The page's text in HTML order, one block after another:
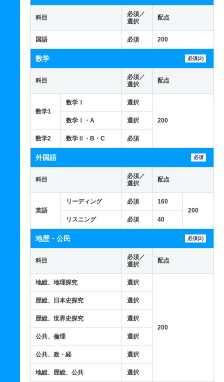
科目
必須／
選択
配点
国語 必須 200
数学 必須(2)
科目
必須／
選択
配点
数学1
数学Ⅰ 選択
200
数学Ⅰ・A 選択
数学2 数学Ⅱ・B・C 必須
外国語 必須
科目
必須／
選択
配点
英語
リーディング 必須
160
200
リスニング
必須 40
地歴・公民 必須(2)
科目
必須／
選択
配点
地総、地理探究 選択
200
歴総、日本史探究 選択
歴総、世界史探究 選択
公共、倫理 選択
公共、政・経 選択
地総、歴総、公共 選択